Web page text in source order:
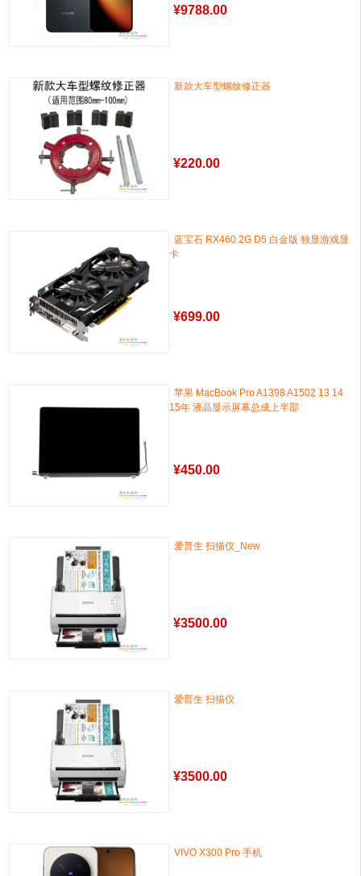
¥9788.00
新款大车型螺纹修正器
¥220.00
蓝宝石 RX460 2G D5 白金版 独显游戏显
卡
¥699.00
苹果 MacBook Pro A1398 A1502 13 14
15年 液晶显示屏幕总成上半部
¥450.00
爱普生 扫描仪_New
¥3500.00
爱普生 扫描仪
¥3500.00
VIVO X300 Pro 手机